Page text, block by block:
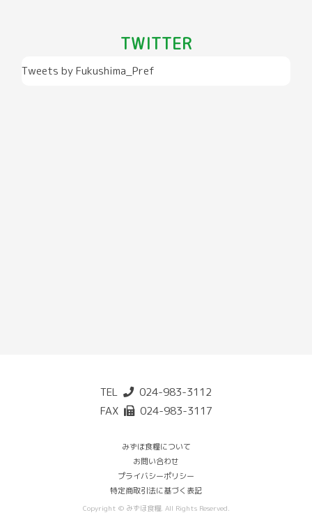
TWITTER
Tweets by Fukushima_Pref
TEL
024-983-3112
FAX
024-983-3117
みずほ食糧について
お問い合わせ
プライバシーポリシー
特定商取引法に基づく表記
Copyright © みずほ食糧. All Rights Reserved.